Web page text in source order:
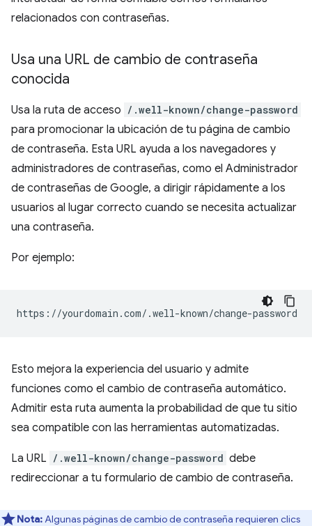
relacionados con contraseñas.
Usa una URL de cambio de contraseña
conocida
Usa la ruta de acceso /.well-known/change-password
para promocionar la ubicación de tu página de cambio
de contraseña. Esta URL ayuda a los navegadores y
administradores de contraseñas, como el Administrador
de contraseñas de Google, a dirigir rápidamente a los
usuarios al lugar correcto cuando se necesita actualizar
una contraseña.
Por ejemplo:
Esto mejora la experiencia del usuario y admite
funciones como el cambio de contraseña automático.
Admitir esta ruta aumenta la probabilidad de que tu sitio
sea compatible con las herramientas automatizadas.
La URL /.well-known/change-password debe
redireccionar a tu formulario de cambio de contraseña.
Nota:Algunas páginas de cambio de contraseña requieren clics